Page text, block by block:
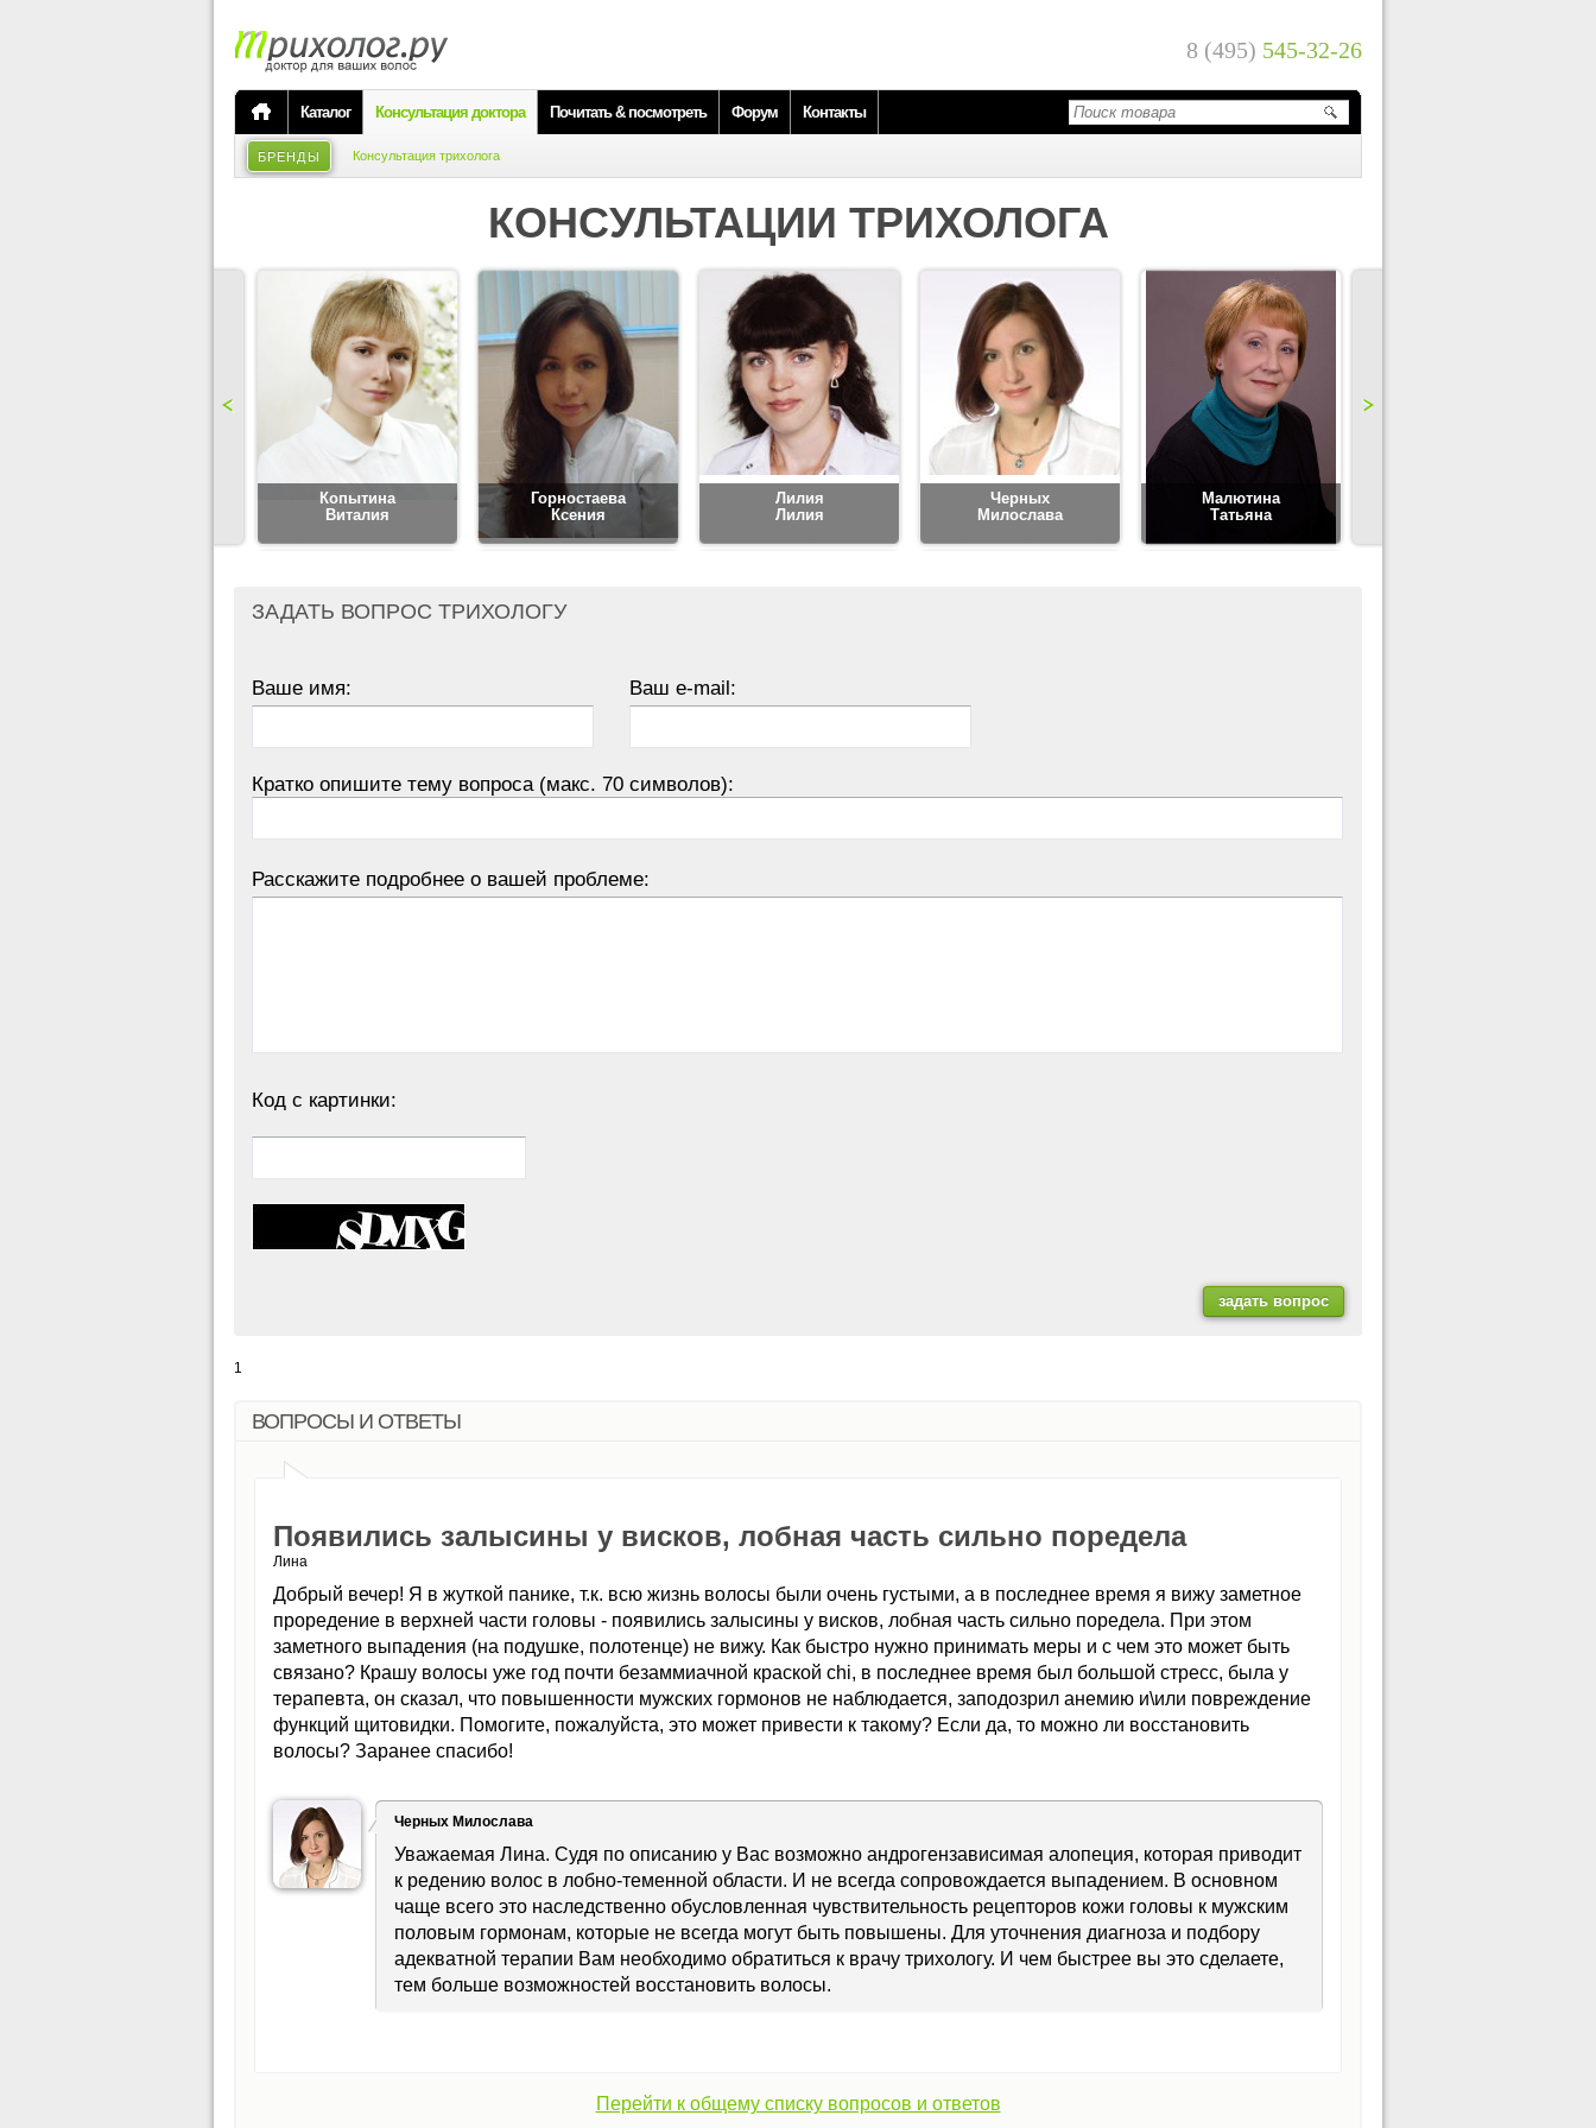
8 (495) 545-32-26
Каталог Консультация доктора Почитать & посмотреть Форум Контакты
БРЕНДЫ Консультация трихолога
КОНСУЛЬТАЦИИ ТРИХОЛОГА
Копытина
Виталия
Горностаева
Ксения
Лилия
Лилия
Черных
Милослава
Малютина
Татьяна
ЗАДАТЬ ВОПРОС ТРИХОЛОГУ
Ваше имя: Ваш e-mail:
Кратко опишите тему вопроса (макс. 70 символов):
Расскажите подробнее о вашей проблеме:
Код с картинки:
1
ВОПРОСЫ И ОТВЕТЫ
Появились залысины у висков, лобная часть сильно поредела
Лина
Добрый вечер! Я в жуткой панике, т.к. всю жизнь волосы были очень густыми, а в последнее время я вижу заметное
проредение в верхней части головы - появились залысины у висков, лобная часть сильно поредела. При этом
заметного выпадения (на подушке, полотенце) не вижу. Как быстро нужно принимать меры и с чем это может быть
связано? Крашу волосы уже год почти безаммиачной краской chi, в последнее время был большой стресс, была у
терапевта, он сказал, что повышенности мужских гормонов не наблюдается, заподозрил анемию и\или повреждение
функций щитовидки. Помогите, пожалуйста, это может привести к такому? Если да, то можно ли восстановить
волосы? Заранее спасибо!
Черных Милослава
Уважаемая Лина. Судя по описанию у Вас возможно андрогензависимая алопеция, которая приводит
к редению волос в лобно-теменной области. И не всегда сопровождается выпадением. В основном
чаще всего это наследственно обусловленная чувствительность рецепторов кожи головы к мужским
половым гормонам, которые не всегда могут быть повышены. Для уточнения диагноза и подбору
адекватной терапии Вам необходимо обратиться к врачу трихологу. И чем быстрее вы это сделаете,
тем больше возможностей восстановить волосы.
Перейти к общему списку вопросов и ответов